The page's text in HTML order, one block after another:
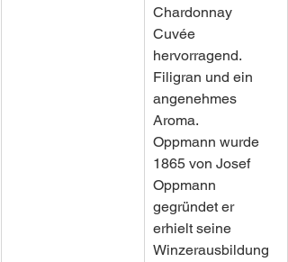
Chardonnay
Cuvée
hervorragend.
Filigran und ein
angenehmes
Aroma.
Oppmann wurde
1865 von Josef
Oppmann
gegründet er
erhielt seine
Winzerausbildung